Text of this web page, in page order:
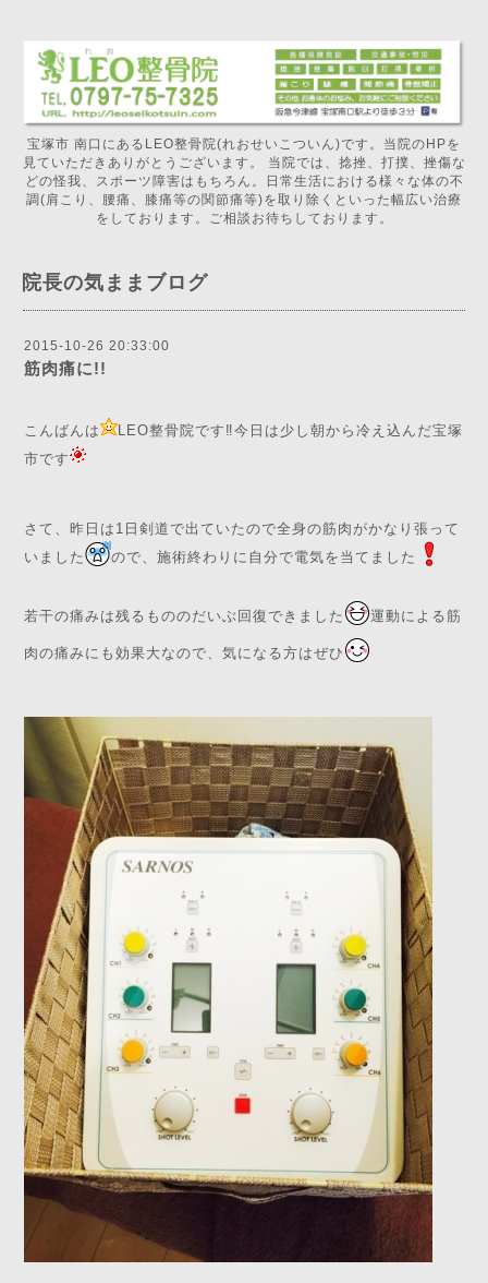
宝塚市 南口にあるLEO整骨院(れおせいこついん)です。当院のHPを
見ていただきありがとうございます。 当院では、捻挫、打撲、挫傷な
どの怪我、スポーツ障害はもちろん。日常生活における様々な体の不
調(肩こり、腰痛、膝痛等の関節痛等)を取り除くといった幅広い治療
をしております。ご相談お待ちしております。
院長の気ままブログ
2015-10-26 20:33:00
筋肉痛に!!
こんばんは
LEO整骨院です‼️今日は少し朝から冷え込んだ宝塚
市です
さて、昨日は1日剣道で出ていたので全身の筋肉がかなり張って
いました
ので、施術終わりに自分で電気を当てました
若干の痛みは残るもののだいぶ回復できました 運動による筋
肉の痛みにも効果大なので、気になる方はぜひ